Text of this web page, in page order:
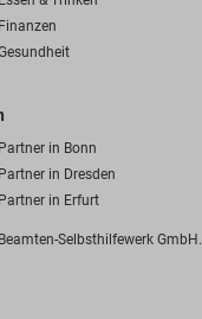
Finanzen
Partner in Bonn
Partner in Dresden
Partner in Erfurt
Beamten-Selbsthilfewerk GmbH.